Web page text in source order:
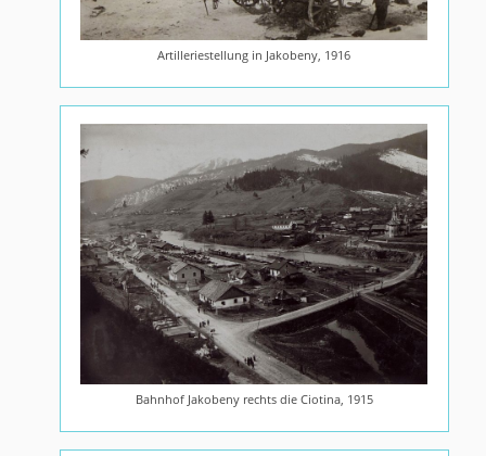
Artilleriestellung in Jakobeny, 1916
Bahnhof Jakobeny rechts die Ciotina, 1915